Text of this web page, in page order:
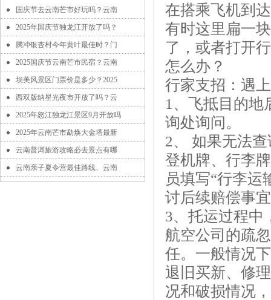
国庆节去云南芒市好玩吗？云南
2025年国庆节独龙江开放了吗？
腾冲银杏村今年黄叶最佳时？门
2025国庆节云南芒市民宿？云南
坝美风景区门票价是多少？2025
西双版纳星光夜市开放了吗？云
2025年怒江独龙江景区9月开放吗
2025年云南芒市勐焕大金塔最新
云南普洱旅游攻略必去景点有哪
云南亲子夏令营最佳路线、云南
在搭乘飞机到
有时这里扁一
了，或者打开
怎么办？
行家支招：遇
1、飞抵目的地
询处询问。
2、 如果无法
登机牌、行李
员填写“行李运
讨后续赔偿事
3、托运过程中
航空公司的疏
任。一般情况
退旧买新、修
况和破损情况